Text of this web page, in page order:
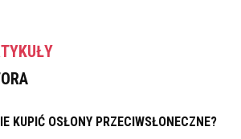
KUPIĆ OSŁONY PRZECIWSŁONECZNE?